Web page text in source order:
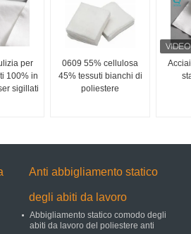
per
100% in
sigillati
0609 55% cellulosa
45% tessuti bianchi di
poliestere
Anti abbigliamento statico
degli abiti da lavoro
Abbigliamento statico comodo degli
abiti da lavoro del poliestere anti